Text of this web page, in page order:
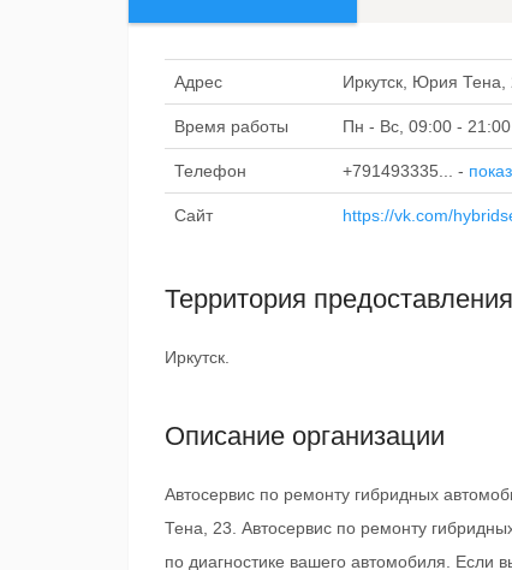
Адрес Иркутск, Юрия Тена,
Время работы Пн - Вс, 09:00 -
Телефон +791493335... -
Сайт https://vk.com/
Территория
Иркутск.
Описание организации
Автосервис по ремонту гибридных
Тена, 23. Автосервис по ремонту
по диагностике вашего автомобиля. Если